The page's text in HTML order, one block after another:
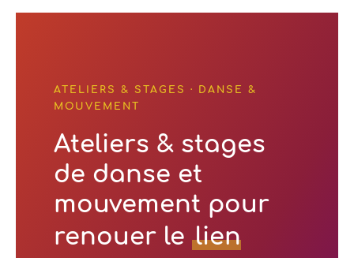
ATELIERS & STAGES · DANSE &
MOUVEMENT
Ateliers & stages
de danse et
mouvement pour
renouer le lien